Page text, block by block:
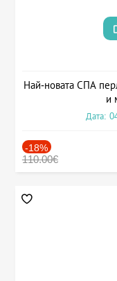
Най-новата СПА
и
Дата:
-18%
110.00€